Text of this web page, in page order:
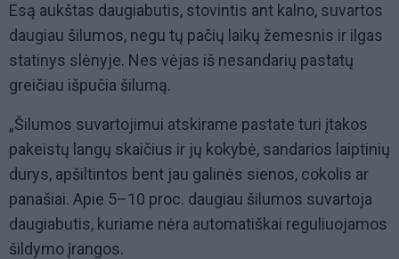
Esą aukštas daugiabutis, stovintis ant kalno, suvartos
daugiau šilumos, negu tų pačių laikų žemesnis ir ilgas
statinys slėnyje. Nes vėjas iš nesandarių pastatų
greičiau išpučia šilumą.
„Šilumos suvartojimui atskirame pastate turi įtakos
pakeistų langų skaičius ir jų kokybė, sandarios laiptinių
durys, apšiltintos bent jau galinės sienos, cokolis ar
panašiai. Apie 5–10 proc. daugiau šilumos suvartoja
daugiabutis, kuriame nėra automatiškai reguliuojamos
šildymo įrangos.